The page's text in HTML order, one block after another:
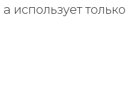
использует только